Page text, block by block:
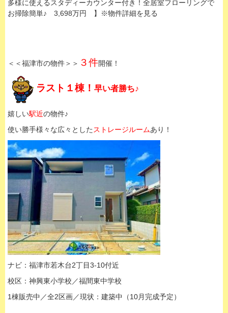
多様に使えるスタディーカウンター付き！全居室フローリングで
お掃除簡単♪ 3,698万円 】※物件詳細を見る
＜＜福津市の物件＞＞ ３件開催！
ラスト１棟！ 早い者勝ち♪
嬉しい駅近の物件♪
使い勝手様々な広々とした ストレージルームあり！
ナビ：福津市若木台2丁目3-10付近
校区：神興東小学校／福間東中学校
1棟販売中／全2区画／現状： 建築中（10月完成予定）